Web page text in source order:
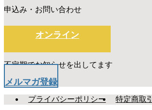
申込み・お問い合わせ
オンライン
不定期でお知らせを出してます
メルマガ登録
プライバシーポリシー 特定商取